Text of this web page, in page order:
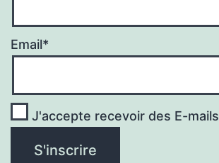
Email*
J'accepte recevoir des E-mails